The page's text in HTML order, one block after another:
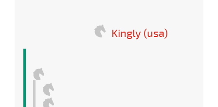
Kingly (usa)